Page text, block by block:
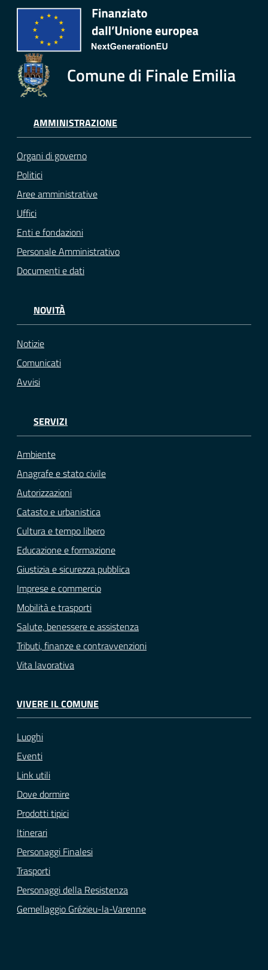
Comune di Finale Emilia
AMMINISTRAZIONE
Organi di governo
Politici
Aree amministrative
Uffici
Enti e fondazioni
Personale Amministrativo
Documenti e dati
NOVITÀ
Notizie
Comunicati
Avvisi
SERVIZI
Ambiente
Anagrafe e stato civile
Autorizzazioni
Catasto e urbanistica
Cultura e tempo libero
Educazione e formazione
Giustizia e sicurezza pubblica
Imprese e commercio
Mobilità e trasporti
Salute, benessere e assistenza
Tributi, finanze e contravvenzioni
Vita lavorativa
VIVERE IL COMUNE
Luoghi
Eventi
Link utili
Dove dormire
Prodotti tipici
Itinerari
Personaggi Finalesi
Trasporti
Personaggi della Resistenza
Gemellaggio Grézieu-la-Varenne